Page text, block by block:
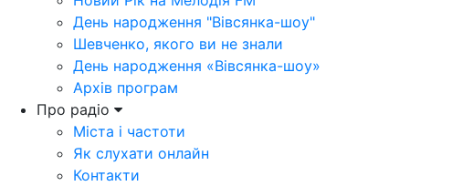
День народження "Вівсянка-шоу"
Шевченко, якого ви не знали
День народження «Вівсянка-шоу»
Архів програм
Про радіо
Міста і частоти
Як слухати онлайн
Контакти